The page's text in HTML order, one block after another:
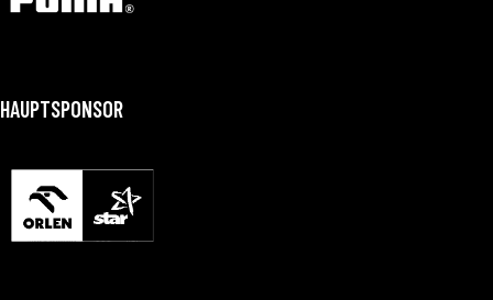
HAUPTSPONSOR